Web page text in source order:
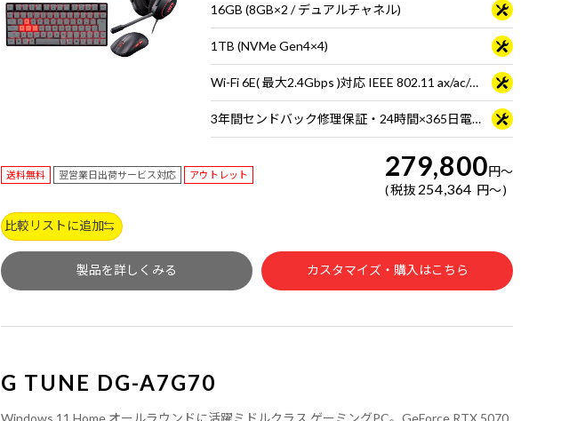
16GB (8GB×2 / デュアルチャネル)
1TB (NVMe Gen4×4)
Wi-Fi 6E( 最大2.4Gbps )対応 IEEE 802.11 ax/ac/a/b/g/n準拠 ＋ Bluetooth 5内蔵
3年間センドバック修理保証・24時間×365日電話サポート
送料無料 翌営業日出荷サービス対応 アウトレット 279,800円～
税抜 254,364 円～
比較リストに追加
製品を詳しくみる カスタマイズ・購入はこちら
G TUNE DG-A7G70
Windows 11 Home オールラウンドに活躍ミドルクラス ゲーミングPC。GeForce RTX 5070